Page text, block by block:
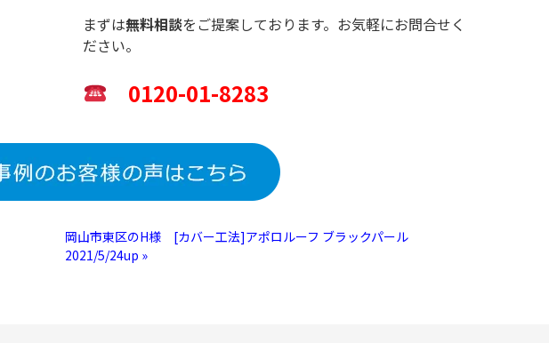
まずは無料相談をご提案しております。お気軽にお問合せく
ださい。
0120-01-8283
岡山市東区のH様 [カバー工法]アポロルーフ ブラックパール
2021/5/24up »